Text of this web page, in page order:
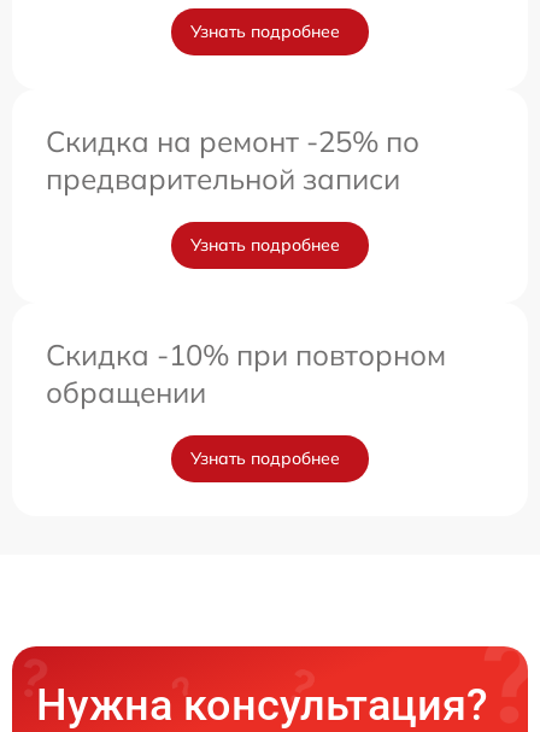
Узнать подробнее
Скидка на ремонт -25% по
предварительной записи
Узнать подробнее
Скидка -10% при повторном
обращении
Узнать подробнее
Нужна консультация?